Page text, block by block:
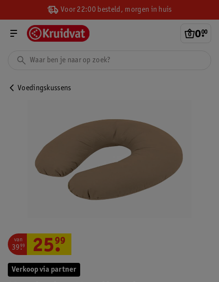
Voor 22:00 besteld, morgen in huis
0.
00
Voedingskussens
Verkoop via partner
van
39.
99 25.
99